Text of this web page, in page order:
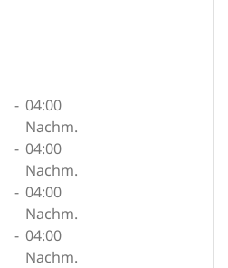
- 04:00
Nachm.
- 04:00
Nachm.
- 04:00
Nachm.
- 04:00
Nachm.